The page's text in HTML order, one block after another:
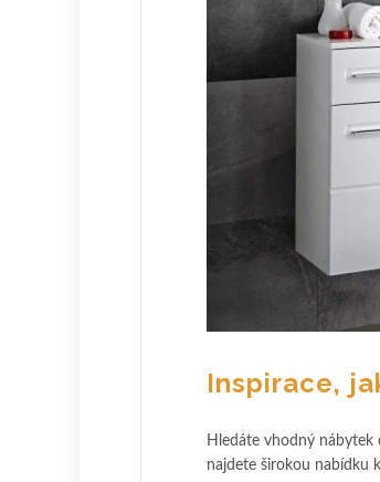
Inspirace,
Hledáte vhodný nábytek
najdete širokou nabídku